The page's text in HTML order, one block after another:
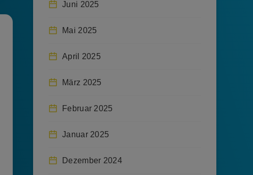
Juni 2025
Mai 2025
April 2025
März 2025
Februar 2025
Januar 2025
Dezember 2024